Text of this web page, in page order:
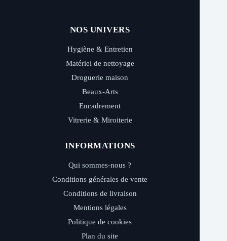
NOS UNIVERS
Hygiène & Entretien
Matériel de nettoyage
Droguerie maison
Beaux-Arts
Encadrement
Vitrerie & Miroiterie
INFORMATIONS
Qui sommes-nous ?
Conditions générales de vente
Conditions de livraison
Mentions légales
Politique de cookies
Plan du site